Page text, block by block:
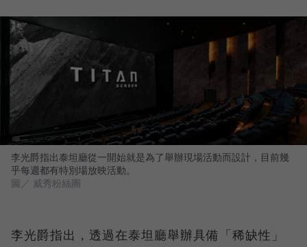
李光爵指出泰坦廳從一開始就是為了舉辦現場活動而設計，目前幾
乎每週都有特別場放映活動。
圖／ 威秀粉絲團
李光爵指出，透過在泰坦廳舉辦具備「稀缺性」